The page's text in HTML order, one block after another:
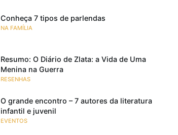
Conheça 7 tipos de parlendas
NA FAMÍLIA
Resumo: O Diário de Zlata: a Vida de Uma
Menina na Guerra
RESENHAS
O grande encontro – 7 autores da literatura
infantil e juvenil
EVENTOS